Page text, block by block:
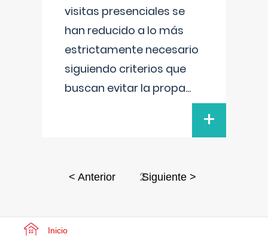
visitas presenciales se
han reducido a lo más
estrictamente necesario
siguiendo criterios que
buscan evitar la propa...
+
< Anterior 2Siguiente >
Inicio